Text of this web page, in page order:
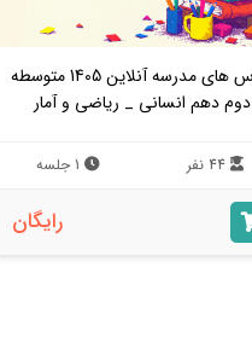
کلاس های مدرسه آنلاین 1405 متوسطه
دوم دهم انسانی _ ریاضی و آمار
44 نفر 1 جلسه
رایگان